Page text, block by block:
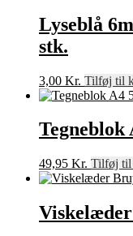
Lyseblå
stk.
3,00 Kr. Tilføj til
Tegneblok
49,95 Kr. Tilføj